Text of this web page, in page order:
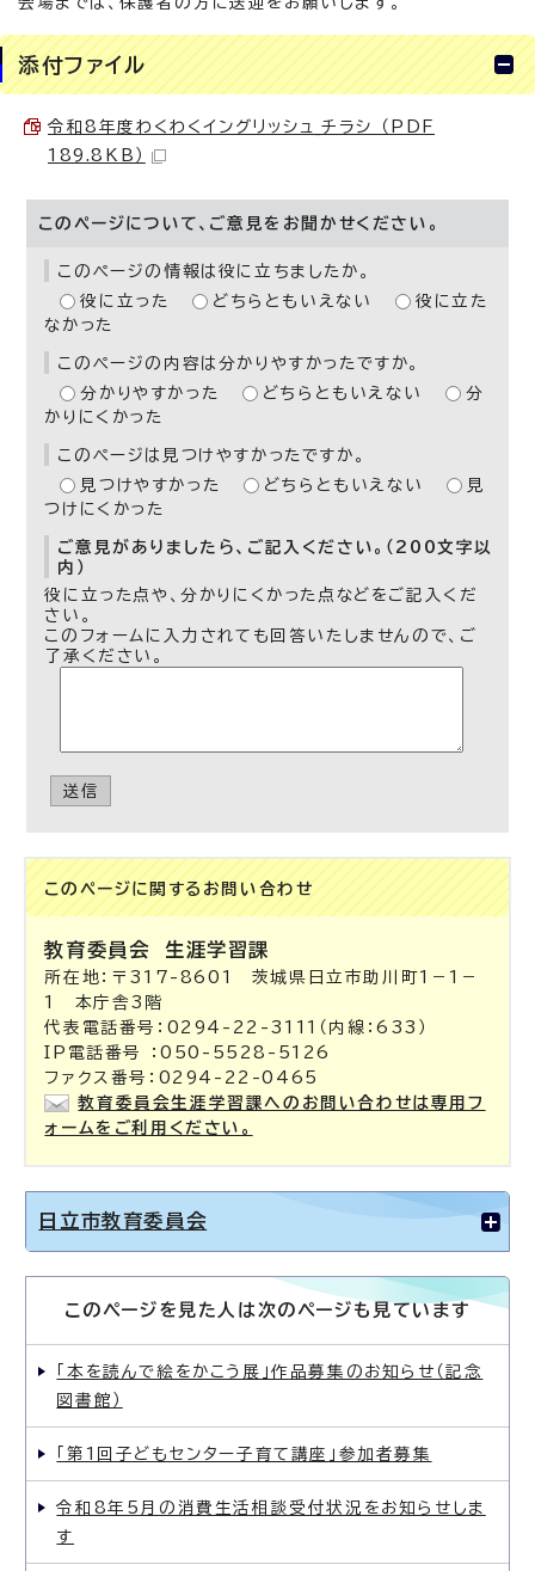
添付ファイル
令和8年度わくわくイングリッシュ_チラシ （PDF
189.8KB）
このページについて、ご意見をお聞かせください。
このページの情報は役に立ちましたか。
役に立った
どちらともいえない
役に立た
なかった
このページの内容は分かりやすかったですか。
分かりやすかった
どちらともいえない
分
かりにくかった
このページは見つけやすかったですか。
見つけやすかった
どちらともいえない
見
つけにくかった
ご意見がありましたら、ご記入ください。（200文字以
内）
役に立った点や、分かりにくかった点などをご記入くだ
さい。
このフォームに入力されても回答いたしませんので、ご
了承ください。
送信
このページに関する お問い合わせ
教育委員会 生涯学習課
所在地：〒317-8601 茨城県日立市助川町1－1－
1 本庁舎3階
代表電話番号：0294-22-3111（内線：633）
IP電話番号 ：050-5528-5126
ファクス番号：0294-22-0465
教育委員会生涯学習課へのお問い合わせは専用フ
ォームをご利用ください。
日立市教育委員会
このページを見た人は次のページも見ています
「本を読んで絵をかこう展」作品募集のお知らせ（記念
図書館）
「第1回子どもセンター子育て講座」参加者募集
令和8年5月の消費生活相談受付状況をお知らせしま
す